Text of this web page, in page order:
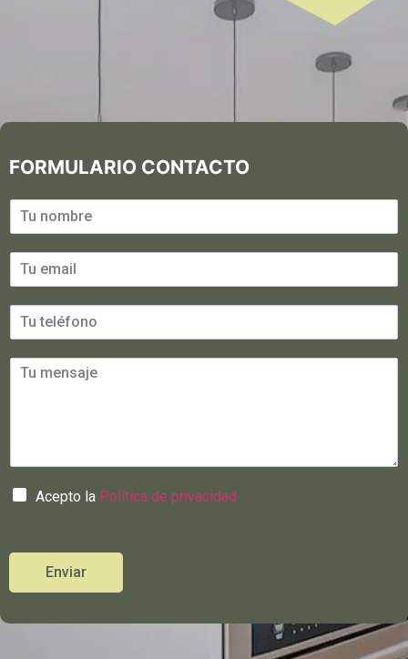
FORMULARIO CONTACTO
Acepto la Política de privacidad
Enviar